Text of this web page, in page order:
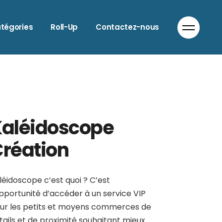
ÊTRE
Roll-Up Contactez-nous
c’est quoi ? C’est
d’accéder à un service VIP
les petits et moyens commerces de